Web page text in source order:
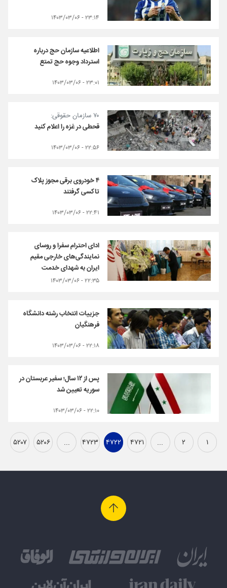
۲۳:۱۴ - ۱۴۰۳/۰۳/۰۶
اطلاعیه‌ سازمان حج درباره
استرداد وجوه حج تمتع
۲۳:۰۱ - ۱۴۰۳/۰۳/۰۶
۷۰ سازمان حقوقی:
قحطی در غزه را اعلام کنید
۲۲:۵۶ - ۱۴۰۳/۰۳/۰۶
۴ خودروی برقی مجوز پلاک
تاکسی گرفتند
۲۲:۴۱ - ۱۴۰۳/۰۳/۰۶
ادای احترام سفرا و روسای
نمایندگی‌های خارجی مقیم
ایران به شهدای خدمت
۲۲:۳۵ - ۱۴۰۳/۰۳/۰۶
جزییات انتخاب رشته دانشگاه
فرهنگیان
۲۲:۱۸ - ۱۴۰۳/۰۳/۰۶
پس از ۱۲ سال؛ سفیر عربستان در
سوریه تعیین شد
۲۲:۱۰ - ۱۴۰۳/۰۳/۰۶
۱ ۲ ... ۴۷۲۱ ۴۷۲۲ ۴۷۲۳ ... ۵۲۰۶ ۵۲۰۷